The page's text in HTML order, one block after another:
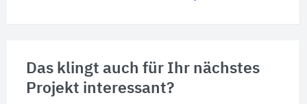
Das klingt auch für Ihr nächstes
Projekt interessant?